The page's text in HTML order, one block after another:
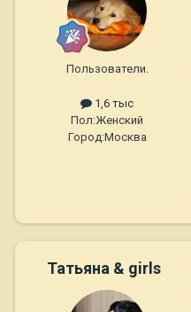
Пользователи.
1,6 тыс
Пол:Женский
Город:Москва
Татьяна & girls